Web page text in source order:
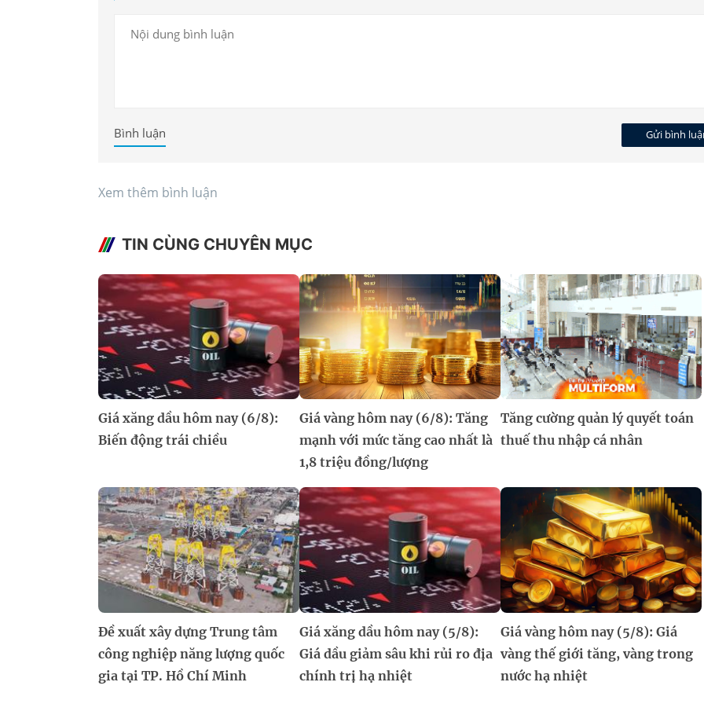
Gửi bình
Bình luận
Xem thêm bình luận
TIN CÙNG CHUYÊN MỤC
Giá xăng dầu hôm nay (6/8):
Biến động trái chiều
Giá vàng hôm nay (6/8): Tăng
mạnh với mức tăng cao nhất là
1,8 triệu đồng/lượng
Tăng cường quản lý quyết toán
thuế thu nhập cá nhân
Đề xuất xây dựng Trung tâm
công nghiệp năng lượng quốc
gia tại TP. Hồ Chí Minh
Giá xăng dầu hôm nay (5/8):
Giá dầu giảm sâu khi rủi ro địa
chính trị hạ nhiệt
Giá vàng hôm nay (5/8): Giá
vàng thế giới tăng, vàng trong
nước hạ nhiệt